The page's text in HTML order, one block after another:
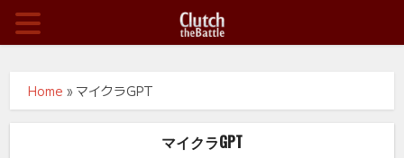
Home » マイクラGPT
マイクラGPT